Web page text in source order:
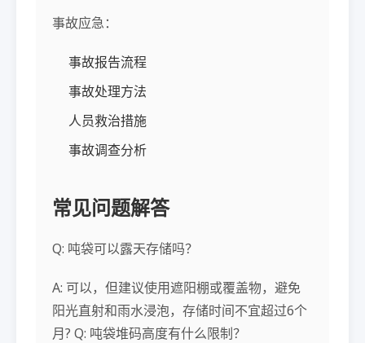
事故应急：
事故报告流程
事故处理方法
人员救治措施
事故调查分析
常见问题解答
Q: 吨袋可以露天存储吗？
A: 可以，但建议使用遮阳棚或覆盖物，避免
阳光直射和雨水浸泡，存储时间不宜超过6个
月? Q: 吨袋堆码高度有什么限制？